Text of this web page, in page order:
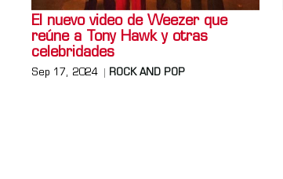
El nuevo video de Weezer que
reúne a Tony Hawk y otras
celebridades
Sep 17, 2024 ROCK AND POP